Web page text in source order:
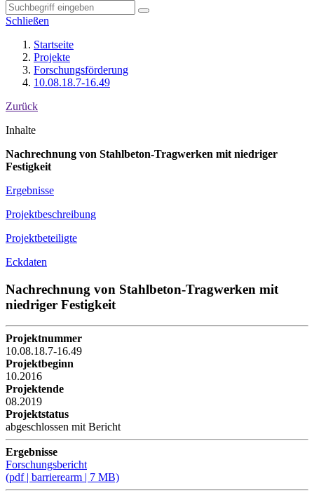
Schließen
Startseite
Projekte
Forschungsförderung
10.08.18.7-16.49
Zurück
Inhalte
Nachrechnung von Stahlbeton-Tragwerken mit niedriger
Festigkeit
Ergebnisse
Projektbeschreibung
Projektbeteiligte
Eckdaten
Nachrechnung von Stahlbeton-Tragwerken mit
niedriger Festigkeit
Projektnummer
10.08.18.7-16.49
Projektbeginn
10.2016
Projektende
08.2019
Projektstatus
abgeschlossen mit Bericht
Ergebnisse
Forschungsbericht
(pdf | barrierearm | 7 MB)